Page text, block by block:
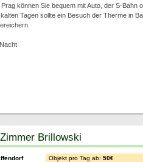
können Sie bequem mit Auto, der S-Bahn
Tagen sollte ein Besuch der Therme in
Brillowski
Objekt pro Tag ab: 50€